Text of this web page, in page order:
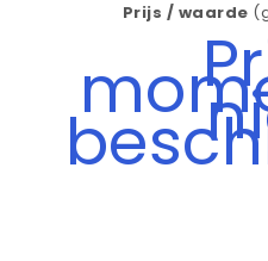
Prijs / waarde